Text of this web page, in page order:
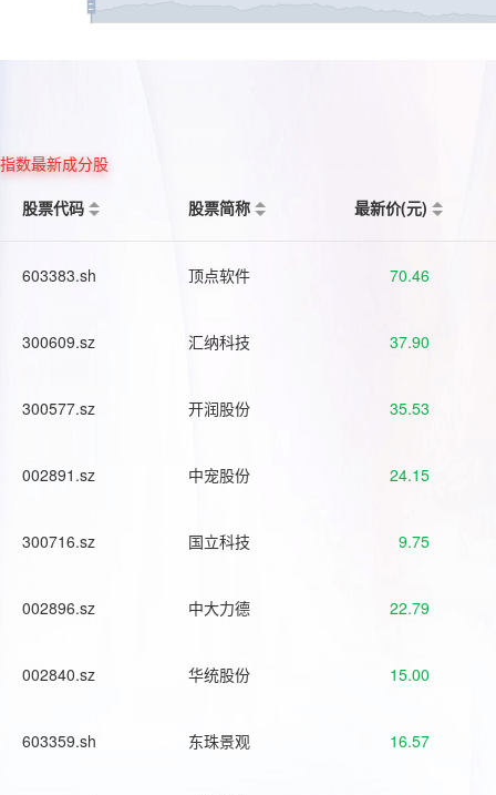
指数最新成分股
股票代码
股票简称 最新价(元)
603383.sh 顶点软件 70.46
300609.sz 汇纳科技 37.90
300577.sz 开润股份 35.53
002891.sz 中宠股份 24.15
300716.sz 国立科技 9.75
002896.sz 中大力德 22.79
002840.sz 华统股份 15.00
603359.sh 东珠景观 16.57